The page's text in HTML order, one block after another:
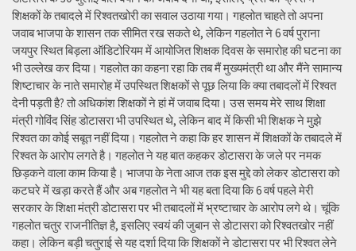
शिक्षकों के तबादले में रिश्वतखोरी का सवाल उठाया गया। गहलोत चाहते तो अपना
जवाब भाजपा के शासन तक सीमित रख सकते थे, लेकिन गहलोत ने 6 वर्ष पुराना
जयपुर स्थित बिड़ला ऑडिटोरियम में आयोजित शिक्षक दिवस के समारोह की घटना का
भी उल्लेख कर दिया। गहलोत का कहना रहा कि तब मैं मुख्यमंत्री था और मैंने सामान्य
शिष्टाचार के नाते समारोह में उपस्थित शिक्षकों से पूछ लिया कि क्या तबादलों में रिश्वत
देनी पड़ती है? तो अधिकांश शिक्षकों ने हां में जवाब दिया। उस समय मेरे साथ शिक्षा
मंत्री गोविंद सिंह डोटासरा भी उपस्थित थे, लेकिन बाद में किसी भी शिक्षक ने मुझे
रिश्वत का कोई सबूत नहीं दिया। गहलोत ने कहा कि हर शासन में शिक्षकों के तबादले में
रिश्वत के आरोप लगते है। गहलोत ने यह बात कहकर डोटासरा के जले पर नमक
छिड़कने वाला काम किया है। भाजपा के नेता आज तक इस मुद्दे को लेकर डोटासरा को
कटघरे में खड़ा करते हैं और अब गहलोत ने भी यह बता दिया कि 6 वर्ष पहले मेरी
सरकार के शिक्षा मंत्री डोटासरा पर भी तबादलों में भ्रष्टाचार के आरोप लगे थे। चूंकि
गहलोत चतुर राजनीतिज्ञ है, इसलिए स्वयं की जुबान से डोटासरा को रिश्वतखोर नहीं
कहा। लेकिन बड़ी चतुराई से यह दर्शा दिया कि शिक्षकों ने डोटासरा पर भी रिश्वत लेने